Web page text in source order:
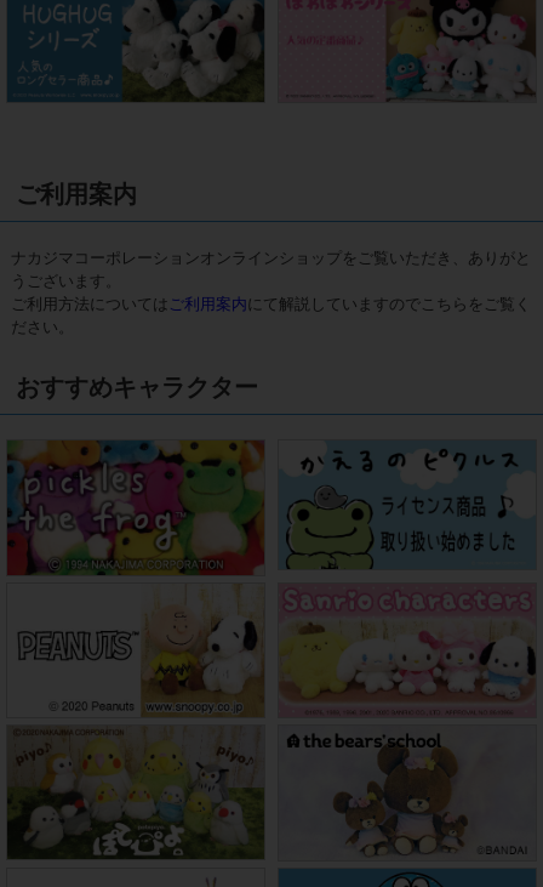
ご利用案内
ナカジマコーポレーションオンラインショップをご覧いただき、ありがと
うございます。
ご利用方法については ご利用案内にて解説していますのでこちらをご覧く
ださい。
おすすめキャラクター